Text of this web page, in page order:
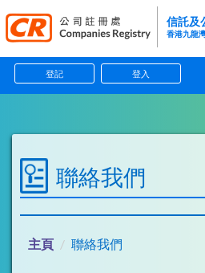
信託及
香港九龍
登記 登入
表格
聯絡我們
主頁 聯絡我們